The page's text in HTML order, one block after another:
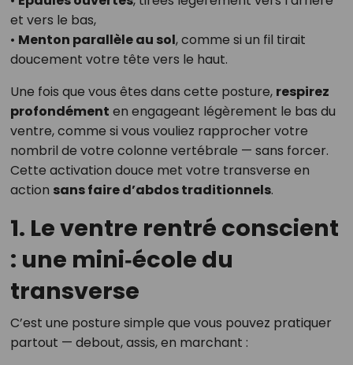
et vers le bas,
• Menton parallèle au sol, comme si un fil tirait
doucement votre tête vers le haut.
Une fois que vous êtes dans cette posture, respirez
profondément en engageant légèrement le bas du
ventre, comme si vous vouliez rapprocher votre
nombril de votre colonne vertébrale — sans forcer.
Cette activation douce met votre transverse en
action sans faire d’abdos traditionnels.
1. Le ventre rentré conscient
: une mini‑école du
transverse
C’est une posture simple que vous pouvez pratiquer
partout — debout, assis, en marchant :